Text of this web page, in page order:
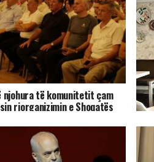
njohura të komunitetit çam
riorganizimin e Shoqatës